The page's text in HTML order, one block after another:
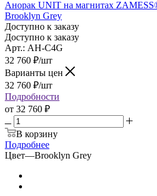
Анорак UNIT на магнитах
Brooklyn Grey
Доступно к заказу
Доступно к заказу
Арт.: AH-C4G
32 760 ₽/шт
Варианты цен
32 760 ₽/шт
Подробности
от 32 760 ₽
В корзину
Подробнее
Цвет—Brooklyn Grey